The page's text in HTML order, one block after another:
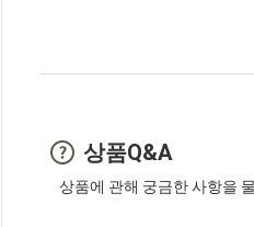
상품Q&A
상품에 관해 궁금한 사항을